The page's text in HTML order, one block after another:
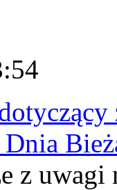
Dnia
z uwagi